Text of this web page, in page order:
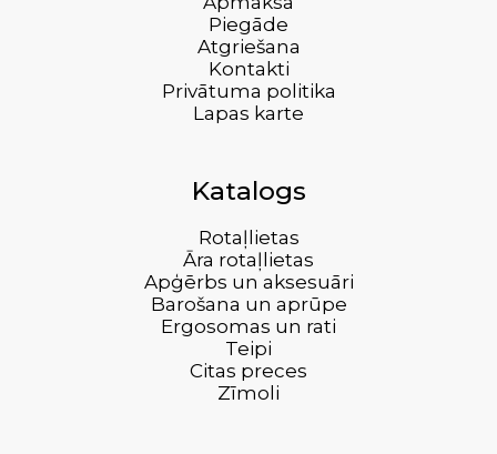
Piegāde
Atgriešana
Kontakti
Privātuma politika
Lapas karte
Katalogs
Rotaļlietas
Āra rotaļlietas
Apģērbs un aksesuāri
Barošana un aprūpe
Ergosomas un rati
Teipi
Citas preces
Zīmoli